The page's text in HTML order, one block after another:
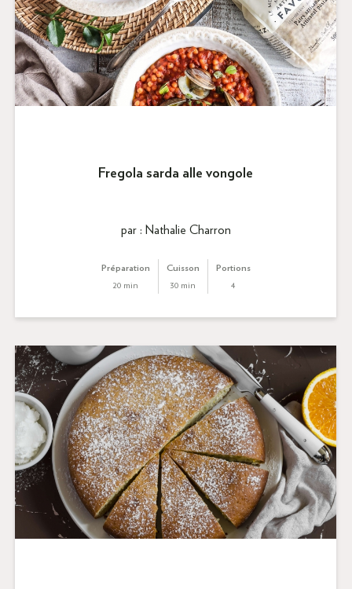
Fregola sarda alle vongole
par : Nathalie Charron
Préparation
20 min
Cuisson
30 min
Portions
4